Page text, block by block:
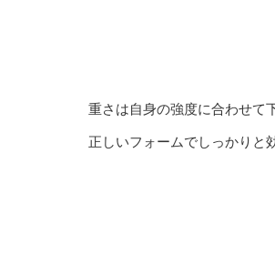
重さは自身の強度に合わせて
正しいフォームでしっかりと